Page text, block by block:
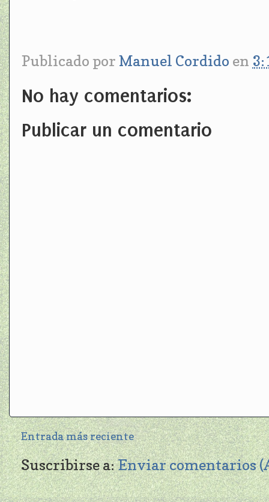
Publicado por Manuel Cordido en
No hay comentarios:
Publicar un comentario
Entrada más reciente
Suscribirse a:Enviar comentarios